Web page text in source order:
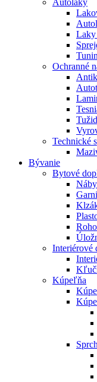
Autolaky
Laky
Ochranné
Technické
Bývanie
Bytové
Interiérové
Kúpeľňa